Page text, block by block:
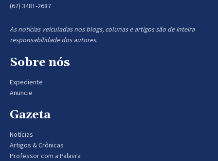
(67) 3481-2687
As notícias veiculadas nos blogs, colunas e artigos são de inteira
responsabilidade dos autores.
Sobre nós
Expediente
Anuncie
Gazeta
Notícias
Artigos & Crônicas
Professor com a Palavra